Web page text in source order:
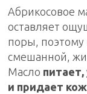
Абрикосовое
оставляет
поры,
смешанной,
Масло
и придает